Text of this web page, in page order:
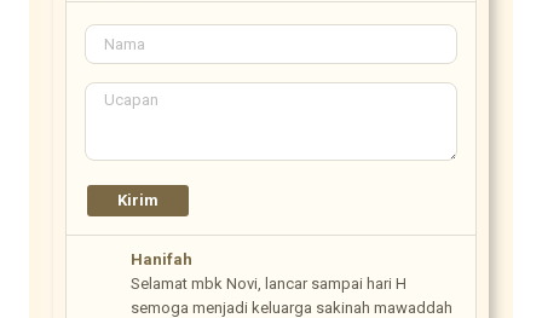
Hanifah
Selamat mbk Novi, lancar sampai hari H
semoga menjadi keluarga sakinah mawaddah